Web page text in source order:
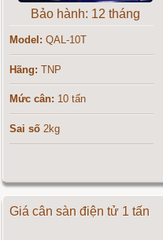
Bảo hành: 12 tháng
Model: QAL-10T
Hãng: TNP
Mức cân: 10 tấn
Sai số 2kg
Giá cân sàn điện tử 1 tấn